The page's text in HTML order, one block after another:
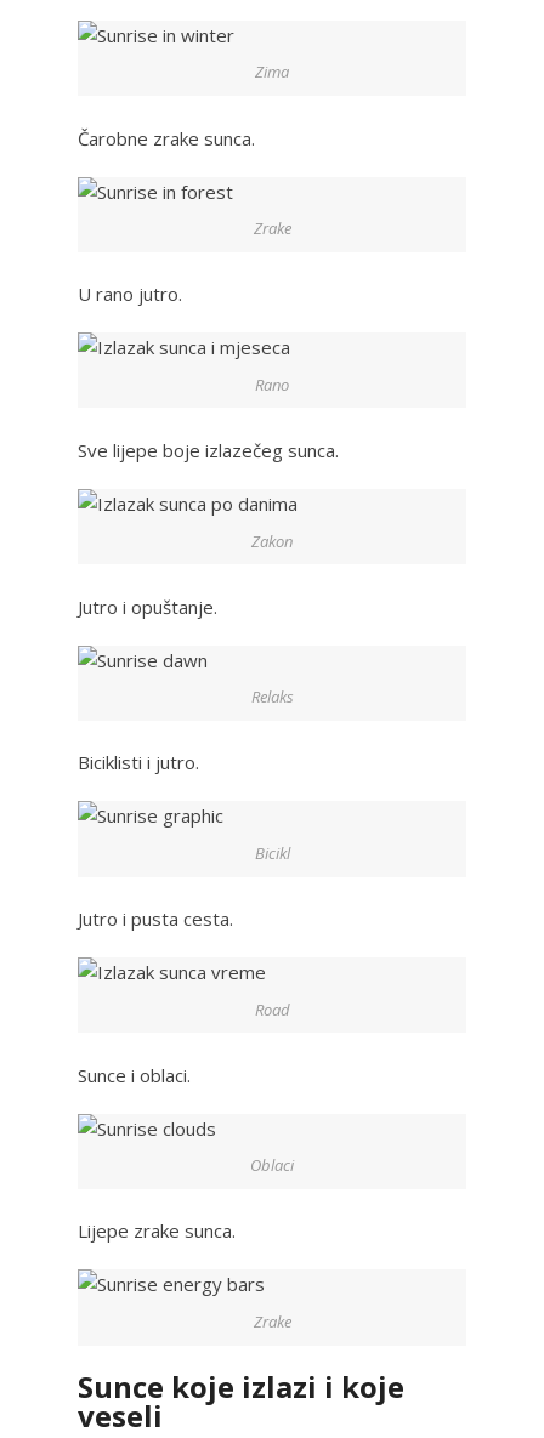
Zima
Čarobne zrake sunca.
Zrake
U rano jutro.
Rano
Sve lijepe boje izlazečeg sunca.
Zakon
Jutro i opuštanje.
Relaks
Biciklisti i jutro.
Bicikl
Jutro i pusta cesta.
Road
Sunce i oblaci.
Oblaci
Lijepe zrake sunca.
Zrake
Sunce koje izlazi i koje
veseli